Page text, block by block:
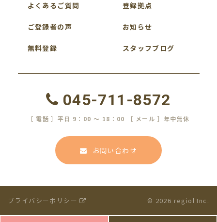
よくあるご質問
ご登録者の声
無料登録
登録拠点
お知らせ
スタッフブログ
045-711-8572
［ 電話 ］平日 9：00 ～ 18：00 ［ メール ］年中無休
お問い合わせ
プライバシーポリシー © 2026 regiol Inc.